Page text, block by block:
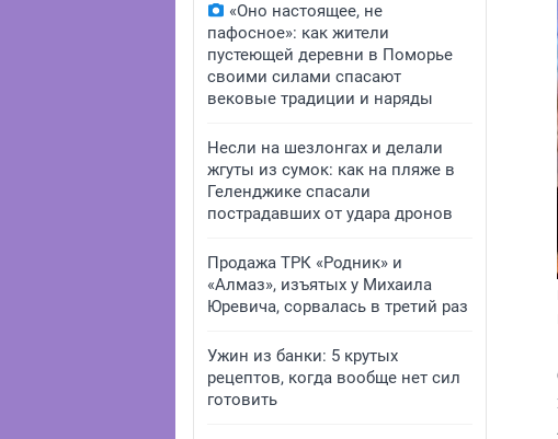
«Оно настоящее, не
пафосное»: как жители
пустеющей деревни в Поморье
своими силами спасают
вековые традиции и наряды
Несли на шезлонгах и делали
жгуты из сумок: как на пляже в
Геленджике спасали
пострадавших от удара дронов
Продажа ТРК «Родник» и
«Алмаз», изъятых у Михаила
Юревича, сорвалась в третий раз
Ужин из банки: 5 крутых
рецептов, когда вообще нет сил
готовить